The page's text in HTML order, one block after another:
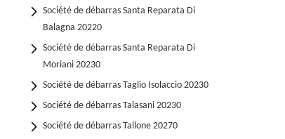
Société de débarras Santa Reparata Di
Balagna 20220
Société de débarras Santa Reparata Di
Moriani 20230
Société de débarras Taglio Isolaccio 20230
Société de débarras Talasani 20230
Société de débarras Tallone 20270